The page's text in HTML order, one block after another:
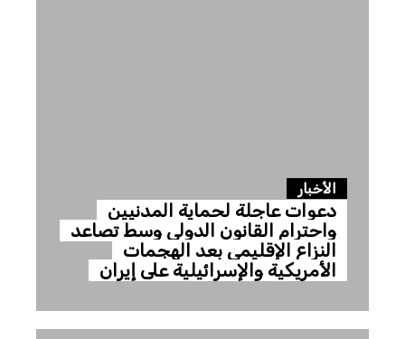
الأخبار
دعوات عاجلة لحماية المدنيين
واحترام القانون الدولي وسط تصاعد
النزاع الإقليمي بعد الهجمات
الأمريكية والإسرائيلية على إيران